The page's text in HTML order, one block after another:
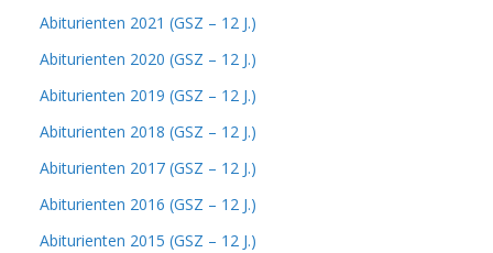
Abiturienten 2021 (GSZ – 12 J.)
Abiturienten 2020 (GSZ – 12 J.)
Abiturienten 2019 (GSZ – 12 J.)
Abiturienten 2018 (GSZ – 12 J.)
Abiturienten 2017 (GSZ – 12 J.)
Abiturienten 2016 (GSZ – 12 J.)
Abiturienten 2015 (GSZ – 12 J.)